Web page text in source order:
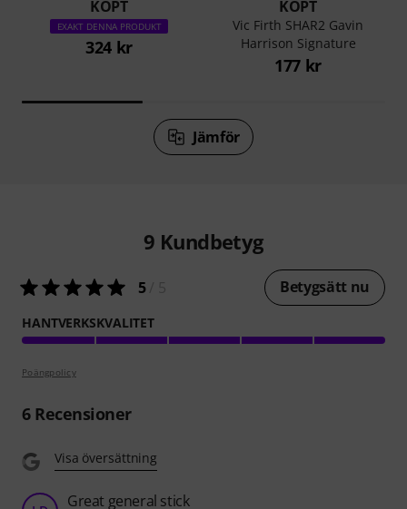
KÖPT
EXAKT DENNA PRODUKT
324 kr
KÖPT
Vic Firth SHAR2 Gavin
Harrison Signature
177 kr
Jämför
9 Kundbetyg
5/ 5 Betygsätt nu
HANTVERKSKVALITET
Poängpolicy
6Recensioner
Visa översättning
Great general stick